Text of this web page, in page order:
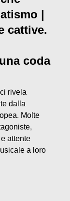
|
cattive.
coda
rivela
dalla
Molte
attente
a loro